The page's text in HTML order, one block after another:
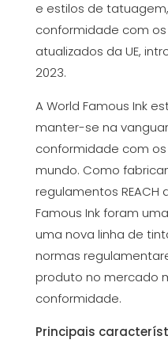
e estilos de
conformidade com os
atualizados da UE,
2023.
A World Famous Ink
manter-se na
conformidade com
mundo. Como
regulamentos REACH
Famous Ink foram
uma nova linha de
normas
produto no mercado
conformidade.
Principais